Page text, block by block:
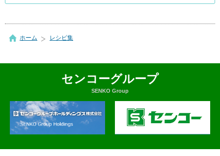
ホーム レシピ集
センコーグループ
SENKO Group